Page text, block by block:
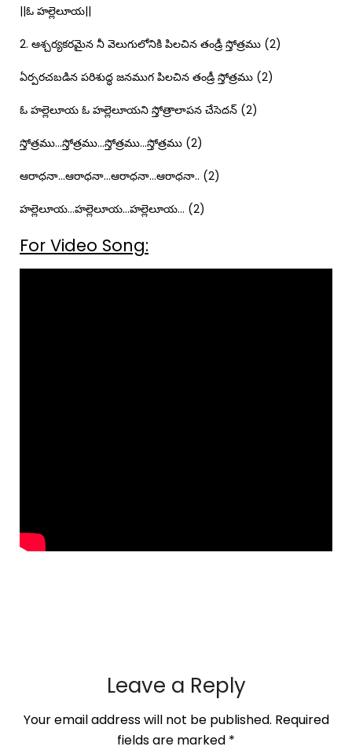
||ఓ హల్లెలూయ||
2. ఆశ్చర్యకరమైన నీ వెలుగులోనికి పిలచిన తండ్రీ స్తోత్రము (2)
ఏర్పరచబడిన పరిశుద్ధ జనముగ పిలచిన తండ్రీ స్తోత్రము (2)
ఓ హల్లెలూయ ఓ హల్లెలూయని స్తోత్రాలాపన చేసెదన్ (2)
స్తోత్రము…స్తోత్రము…స్తోత్రము…స్తోత్రము (2)
ఆరాధనా…ఆరాధనా…ఆరాధనా…ఆరాధనా.. (2)
హల్లెలూయ…హల్లెలూయ…హల్లెలూయ… (2)
For Video Song:
Leave a Reply
Your email address will not be published. Required
fields are marked *